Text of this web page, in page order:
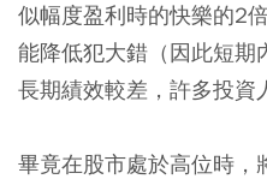
似幅度盈利時的快樂的2
能降低犯大錯（因此短期
長期績效較差，許多投資
畢竟在股市處於高位時，